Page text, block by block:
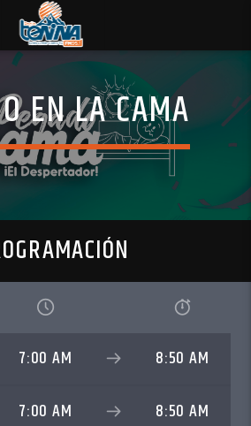
EN LA CAMA
7:00 AM 8:50 AM
7:00 AM 8:50 AM